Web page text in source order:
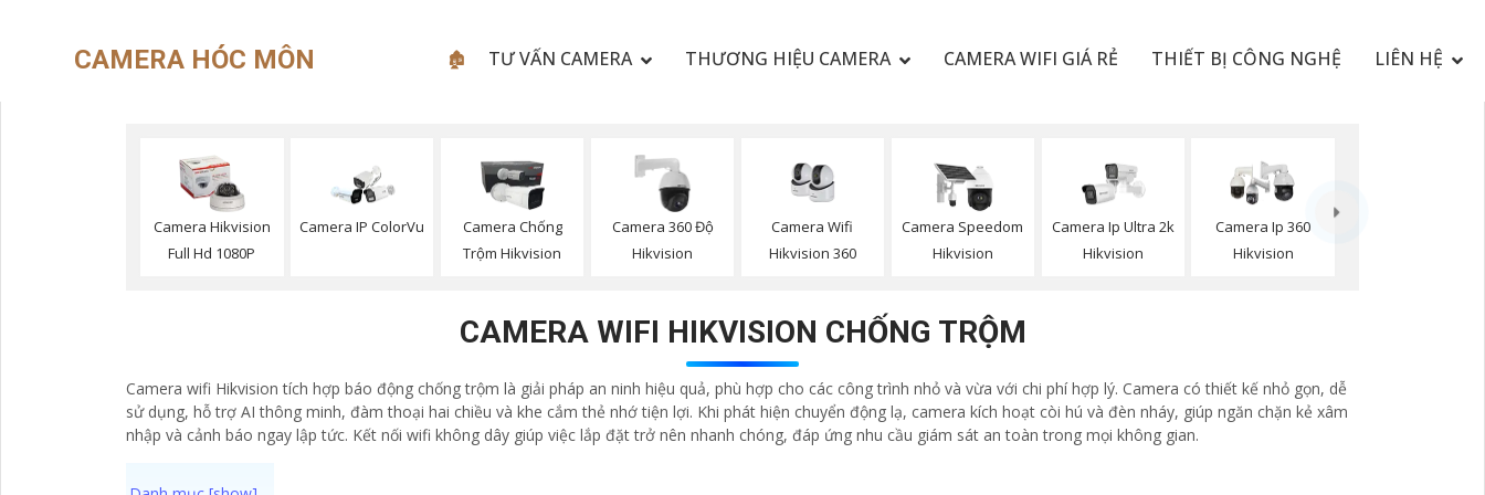
CAMERA HÓC MÔN 🏚 TƯ VẤN CAMERA THƯƠNG HIỆU CAMERA CAMERA WIFI GIÁ RẺ THIẾT BỊ CÔNG NGHỆ LIÊN HỆ
Camera Hikvision
Full Hd 1080P
Camera IP ColorVu
Camera Chống
Trộm Hikvision
Camera 360 Độ
Hikvision
Camera Wifi
Hikvision 360
Camera Speedom
Hikvision
Camera Ip Ultra 2k
Hikvision
Camera Ip 360
Hikvision
CAMERA WIFI HIKVISION CHỐNG TRỘM
Camera wifi Hikvision tích hợp báo động chống trộm là giải pháp an ninh hiệu quả, phù hợp cho các công trình nhỏ và vừa với chi phí hợp lý. Camera có thiết kế nhỏ gọn, dễ
sử dụng, hỗ trợ AI thông minh, đàm thoại hai chiều và khe cắm thẻ nhớ tiện lợi. Khi phát hiện chuyển động lạ, camera kích hoạt còi hú và đèn nháy, giúp ngăn chặn kẻ xâm
nhập và cảnh báo ngay lập tức. Kết nối wifi không dây giúp việc lắp đặt trở nên nhanh chóng, đáp ứng nhu cầu giám sát an toàn trong mọi không gian.